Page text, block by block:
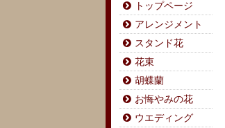
トップページ
アレンジメント
スタンド花
花束
胡蝶蘭
お悔やみの花
ウエディング